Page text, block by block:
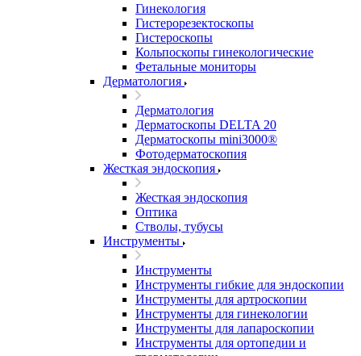
Гинекология
Гистерорезектоскопы
Гистероскопы
Кольпоскопы гинекологические
Фетальные мониторы
Дерматология
Дерматология
Дерматоскопы DELTA 20
Дерматоскопы mini3000®
Фотодерматоскопия
Жесткая эндоскопия
Жесткая эндоскопия
Оптика
Стволы, тубусы
Инструменты
Инструменты
Инструменты гибкие для эндоскопии
Инструменты для артроскопии
Инструменты для гинекологии
Инструменты для лапароскопии
Инструменты для ортопедии и